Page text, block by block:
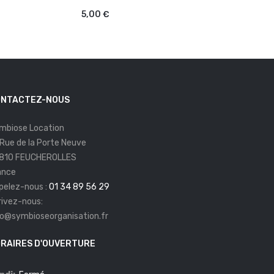
5,00 €
NOUS
Location
de la Porte Neuve
FEUCHEROLLES
nous : 01 34 89 56 29
nous:
D'OUVERTURE